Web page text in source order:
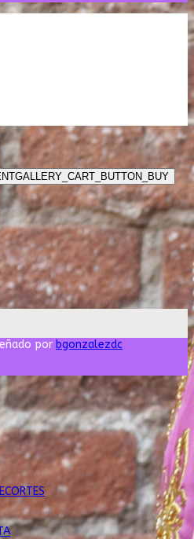
por bgonzalezdc